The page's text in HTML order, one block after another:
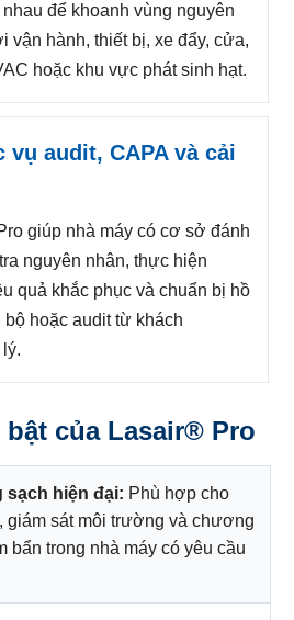
để khoanh vùng nguyên
vận hành, thiết bị, xe đẩy, cửa,
hoặc khu vực phát sinh hạt.
vụ audit, CAPA và cải
giúp nhà máy có cơ sở đánh
nguyên nhân, thực hiện
quả khắc phục và chuẩn bị hồ
hoặc audit từ khách
của Lasair® Pro
sạch hiện đại: Phù hợp cho
giám sát môi trường và chương
bẩn trong nhà máy có yêu cầu